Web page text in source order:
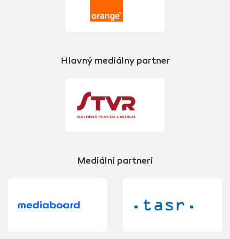
Hlavný mediálny partner
Mediálni partneri